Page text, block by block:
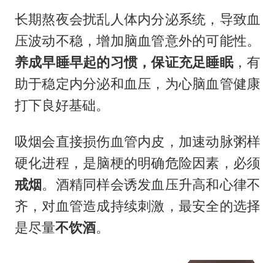
长期熬夜会扰乱人体内分泌系统，导致血
压波动不稳，增加脑血管意外的可能性。
养成早睡早起的习惯，保证充足睡眠，有
助于稳定内分泌和血压，为心脑血管健康
打下良好基础。
吸烟会直接损伤血管内皮，加速动脉粥样
硬化进程，是脑梗的明确危险因素，必须
戒烟。酒精同样会诱发血压升高和心律不
齐，对血管造成持续刺激，最安全的选择
是尽量不饮酒。